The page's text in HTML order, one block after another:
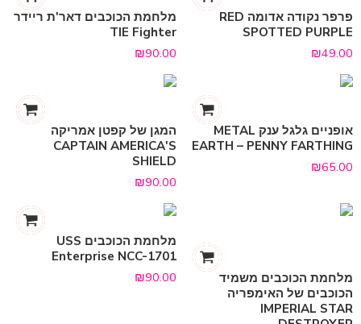
פרפר נקודה אדומה RED
SPOTTED PURPLE
₪49.00
מלחמת הכוכבים דאר'ת ריידר
TIE Fighter
₪90.00
אופניים גלגל ענק METAL
EARTH – PENNY FARTHING
₪65.00
המגן של קפטן אמריקה
CAPTAIN AMERICA'S
SHIELD
₪90.00
מלחמת הכוכבים משמיד
הכוכבים של האימפריה
IMPERIAL STAR
מלחמת הכוכבים USS
Enterprise NCC-1701
₪90.00